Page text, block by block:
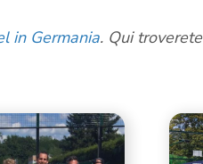
in Germania. Qui